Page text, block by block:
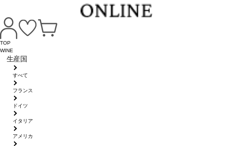
TOP
WINE
生産国
すべて
フランス
ドイツ
イタリア
アメリカ